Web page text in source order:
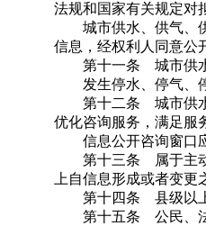
法规和国家有关规定对
城市供水、供气、供
信息，经权利人同意公
第十一条 城市供水、
发生停水、停气、停
第十二条 城市供水、
优化咨询服务，满足服
信息公开咨询窗口应
第十三条 属于主动公
上自信息形成或者变
第十四条 县级以上地
第十五条 公民、法人